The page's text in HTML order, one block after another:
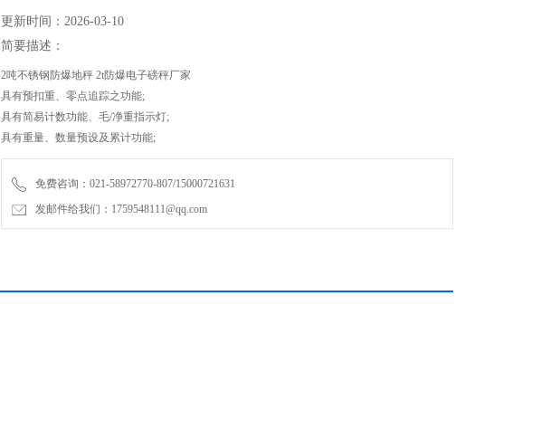
更新时间：2026-03-10
简要描述：
2吨不锈钢防爆地秤 2t防爆电子磅秤厂家
具有预扣重、零点追踪之功能;
具有简易计数功能、毛/净重指示灯;
具有重量、数量预设及累计功能;
免费咨询：021-58972770-807/15000721631
发邮件给我们：1759548111@qq.com